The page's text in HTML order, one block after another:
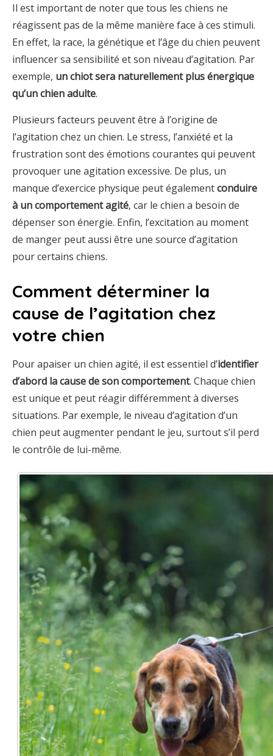
Il est important de noter que tous les chiens ne
réagissent pas de la même manière face à ces stimuli.
En effet, la race, la génétique et l’âge du chien peuvent
influencer sa sensibilité et son niveau d’agitation. Par
exemple, un chiot sera naturellement plus énergique
qu’un chien adulte.
Plusieurs facteurs peuvent être à l’origine de
l’agitation chez un chien. Le stress, l’anxiété et la
frustration sont des émotions courantes qui peuvent
provoquer une agitation excessive. De plus, un
manque d’exercice physique peut égalementconduire
à un comportement agité, car le chien a besoin de
dépenser son énergie. Enfin, l’excitation au moment
de manger peut aussi être une source d’agitation
pour certains chiens.
Comment déterminer la
cause de l’agitation chez
votre chien
Pour apaiser un chien agité, il est essentiel d’identifier
d’abord la cause de son comportement. Chaque chien
est unique et peut réagir différemment à diverses
situations. Par exemple, le niveau d’agitation d’un
chien peut augmenter pendant le jeu, surtout s’il perd
le contrôle de lui-même.